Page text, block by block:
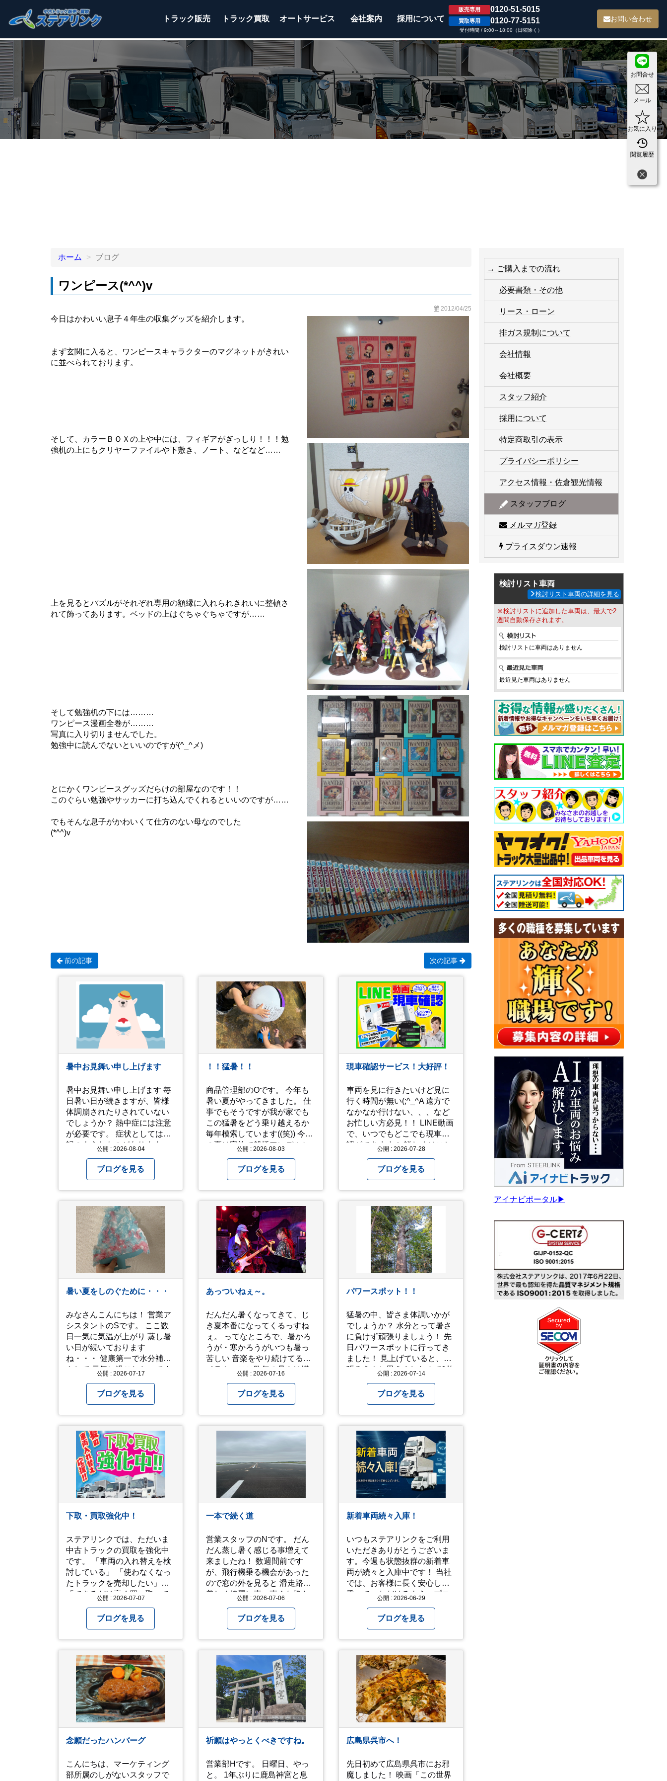
トラック販売 トラック買取 オートサービス 会社案内 採用について
販売専用 0120-51-5015
買取専用 0120-77-5151
受付時間 / 9:00～18:00（日曜除く）
お問い合わせ
お問合せ
メール
お気に入り
閲覧履歴
ホーム ブログ
ワンピース(*^^)v
2012/04/25
今日はかわいい息子４年生の収集グッズを紹介します。
まず玄関に入ると、ワンピースキャラクターのマグネットがきれい
に並べられております。
そして、カラーＢＯＸの上や中には、フィギアがぎっしり！！！勉
強机の上にもクリヤーファイルや下敷き、ノート、などなど……
上を見るとパズルがそれぞれ専用の額縁に入れられきれいに整頓さ
れて飾ってあります。ベッドの上はぐちゃぐちゃですが……
そして勉強机の下には………
ワンピース漫画全巻が………
写真に入り切りませんでした。
勉強中に読んでないといいのですが(^_^メ)
とにかくワンピースグッズだらけの部屋なのです！！
このぐらい勉強やサッカーに打ち込んでくれるといいのですが……
でもそんな息子がかわいくて仕方のない母なのでした
(*^^)v
前の記事 次の記事
暑中お見舞い申し上げます
暑中お見舞い申し上げます 毎
日暑い日が続きますが、皆様
体調崩されたりされていない
でしょうか？ 熱中症には注意
が必要です。 症状としては下
記のようなものがあります。
状2 筋肉痛や筋肉のけいれん
症状3 体のだるさや吐き気 症
状4 汗のかきかたがおかしい
症状5 体温が高い、皮ふの異
常 症状6 呼びかけに反応しな
い、まっすぐ歩けない 症状7
水分補給ができない もし、熱
中症かなと思ったら… □すぐ
に医療機関へ相談、または救
急車を呼びましょう □涼しい
場所へ移動しましょう □衣服
を脱がし、体を冷やして体温
を下げましょう □塩分や水分
命を守って、夏を乗り切りま
しょう！
公開 : 2026-08-04
ブログを見る
！！猛暑！！
商品管理部のOです。 今年も
暑い夏がやってきました。 仕
事でもそうですが我が家でも
この猛暑をどう乗り越えるか
毎年模索しています((笑)) 今年
の夏は家族で船橋アンデルセ
いっきり水遊びをさせまし
た。 2人でびしょ濡れになり
ながら沢山遊んでくれまし
た。 さて、来年の猛暑はどう
乗り越えるかまた模索してみ
ようと思います。
公開 : 2026-08-03
ブログを見る
現車確認サービス！大好評！
車両を見に行きたいけど見に
行く時間が無い(;^_^A 遠方で
なかなか行けない、、、など
お忙しい方必見！！ LINE動画
で、いつでもどこでも現車確
認ができます！ 詳しくはこち
https://www.steerlink.co.jp/truckinfo/live/
公開 : 2026-07-28
ブログを見る
暑い夏をしのぐために・・・
みなさんこんにちは！ 営業ア
シスタントのSです。 ここ数
日一気に気温が上がり 蒸し暑
い日が続いております
ね・・・ 健康第一で水分補給
をして 元気に過ごしたいです
でもなかなか外遊びが出来ず
工作をしています♪ 他にもおす
すめの過ごし方があったら ぜ
ひ教えてください＾＾ 暑さを
乗り越えましょう！！！
公開 : 2026-07-17
ブログを見る
あっついねぇ～。
だんだん暑くなってきて、じ
き夏本番になってくるっすね
ぇ。 ってなところで、暑かろ
うが・寒かろうがいつも暑っ
苦しい 音楽をやり続けてるオ
イラも、ここ数年の暑さは堪
は写真と動画上げときます。
昨年秋に、娘とのユニットで
「人間椅子」のカバーバンド
「人間イヌ」のライブ画像＆
しており、娘のファンからも
アップしてくれと たくさんお
願いされてやす。本人から
「メッ！」とされているので
ここだけの公開とします。 非
常に暑苦しいのでご観覧され
る方は、ご注意くださいま
て、お過ごしください。
https://youtu.be/QWVP8qzpsUE
公開 : 2026-07-16
ブログを見る
パワースポット！！
猛暑の中、皆さま体調いかが
でしょうか？ 水分とって暑さ
に負けず頑張りましょう！ 先
日パワースポットに行ってき
ました！ 見上げていると、頑
張ろう！と思えましたので1枚
公開 : 2026-07-14
ブログを見る
下取・買取強化中！
ステアリンクでは、ただいま
中古トラックの買取を強化中
です。 「車両の入れ替えを検
討している」 「使わなくなっ
たトラックを売却したい」
「できるだけ高く買い取って
ひ一度ご相談ください。 高年
式車はもちろん、走行距離が
多い車両も積極的に査定して
います。全国のお客様から多
くのお問い合わせをいただい
ており、豊富な販売ネットワ
ークを活かした高価買取が可
能です。
公開 : 2026-07-07
ブログを見る
一本で続く道
営業スタッフのNです。 だん
だん蒸し暑く感じる事増えて
来ましたね！ 数週間前です
が、飛行機乗る機会があった
ので窓の外を見ると 滑走路の
美しく綺麗に真っ直ぐな路を
い出したりしました… 心が洗
われるような気持ちにもなり
ました。 たまにこういう景色
も見るのも、いいものです
ね！(^^ゞ これから暑さ本番に
なりますが皆様方くれぐれも
ご自愛ください
公開 : 2026-07-06
ブログを見る
新着車両続々入庫！
いつもステアリンクをご利用
いただきありがとうございま
す。今週も状態抜群の新着車
両が続々と入庫中です！ 当社
では、お客様に長く安心して
乗っていただけるよう、プロ
りを細かくチェック。確かな
「高品質」と納得できた即戦
力車両のみを厳選して仕入れ
ています。自慢のラインナッ
プを、ぜひお早めにご確認く
ださい！
公開 : 2026-06-29
ブログを見る
念願だったハンバーグ
こんにちは、マーケティング
部所属のしがないスタッフで
祈願はやっとくべきですね。
営業部Hです。 日曜日、やっ
と。 1年ぶりに鹿島神宮と息
広島県呉市へ！
先日初めて広島県呉市にお邪
魔しました！ 映画「この世界
→ ご購入までの流れ
必要書類・その他
リース・ローン
排ガス規制について
会社情報
会社概要
スタッフ紹介
採用について
特定商取引の表示
プライバシーポリシー
アクセス情報・佐倉観光情報
スタッフブログ
メルマガ登録
プライスダウン速報
検討リスト車両
検討リスト車両の詳細を見る
※検討リストに追加した車両は、最大で2
週間自動保存されます。
検討リストに車両はありません
最近見た車両はありません
アイナビポータル▶